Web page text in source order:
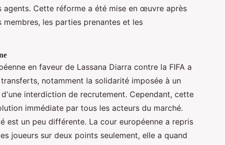
agents. Cette réforme a été mise en œuvre après
les parties prenantes et les
en faveur de Lassana Diarra contre la FIFA a
notamment la solidarité imposée à un
interdiction de recrutement. Cependant, cette
immédiate par tous les acteurs du marché.
est un peu différente. La cour européenne a repris
joueurs sur deux points seulement, elle a quand